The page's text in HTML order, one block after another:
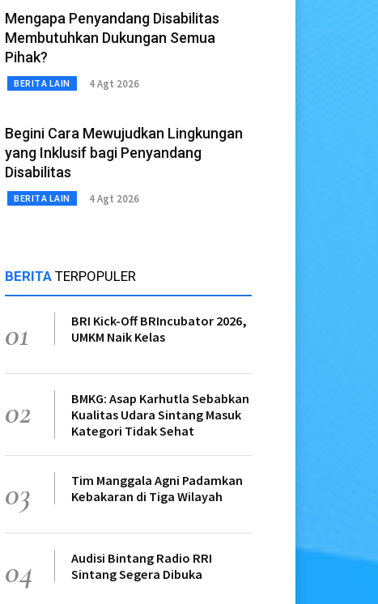
Mengapa Penyandang Disabilitas
Membutuhkan Dukungan Semua
Pihak?
BERITA LAIN 4 Agt 2026
Begini Cara Mewujudkan Lingkungan
yang Inklusif bagi Penyandang
Disabilitas
BERITA LAIN 4 Agt 2026
BERITA TERPOPULER
01
BRI Kick-Off BRIncubator 2026,
UMKM Naik Kelas
02
BMKG: Asap Karhutla Sebabkan
Kualitas Udara Sintang Masuk
Kategori Tidak Sehat
03
Tim Manggala Agni Padamkan
Kebakaran di Tiga Wilayah
04
Audisi Bintang Radio RRI
Sintang Segera Dibuka